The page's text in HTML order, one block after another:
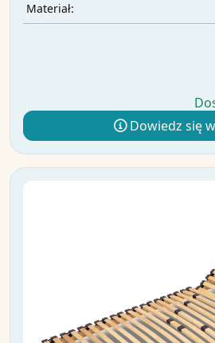
Materiał:
Dowiedz się